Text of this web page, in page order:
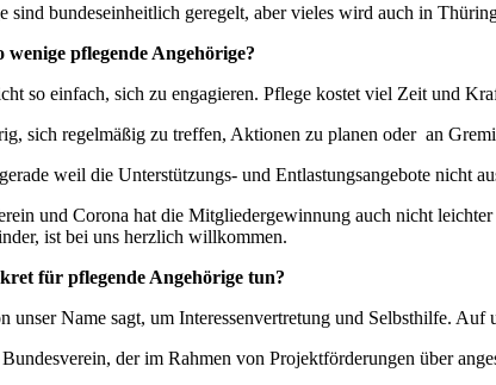
sind bundeseinheitlich geregelt, aber vieles wird auch in
wenige pflegende Angehörige?
so einfach, sich zu engagieren. Pflege kostet viel Zeit und
sich regelmäßig zu treffen, Aktionen zu planen oder an
weil die Unterstützungs- und Entlastungsangebote nicht
und Corona hat die Mitgliedergewinnung auch nicht
ist bei uns herzlich willkommen.
für pflegende Angehörige tun?
unser Name sagt, um Interessenvertretung und Selbsthilfe. Auf
der im Rahmen von Projektförderungen über